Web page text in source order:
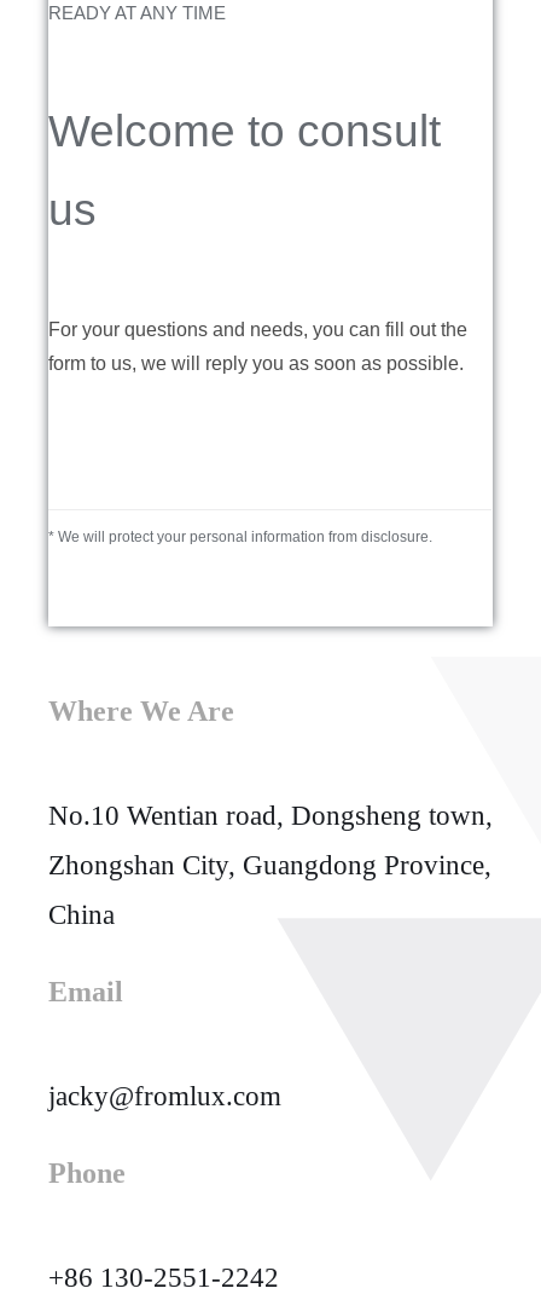
READY AT ANY TIME
Welcome to consult
us
For your questions and needs, you can fill out the
form to us, we will reply you as soon as possible.
* We will protect your personal information from disclosure.
Where We Are
No.10 Wentian road, Dongsheng town,
Zhongshan City, Guangdong Province,
China
Email
jacky@fromlux.com
Phone
+86 130-2551-2242